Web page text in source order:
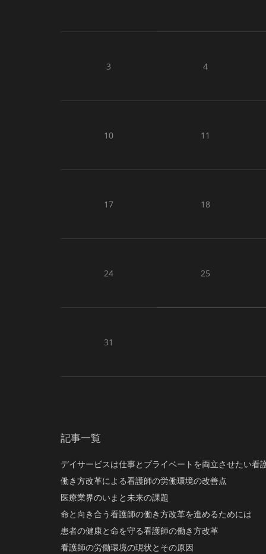
3 4
10 11
17 18
24 25
31
記事一覧
デイサービスは仕事とプライベートを両立させたい看
働き方改革による看護師の労働環境の改善点
医療業界のいまと未来の課題
命と向き合う看護師の働き方改革を進めるためには
患者の健康と命を守る看護師の働き方改革
看護師の労働環境の現状とその原因